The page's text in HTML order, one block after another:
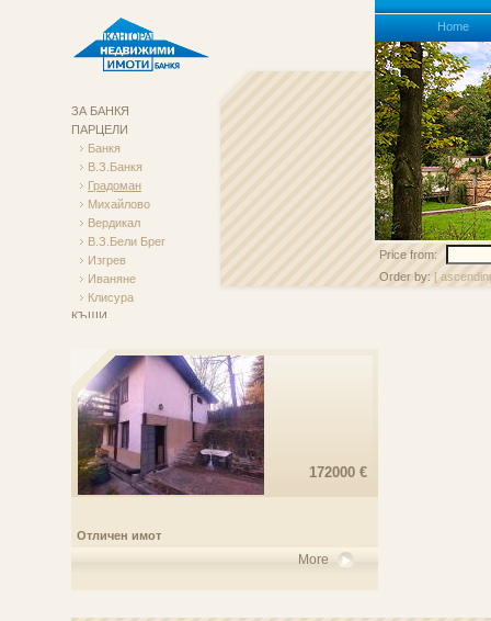
ЗА БАНКЯ
ПАРЦЕЛИ
Банкя
В.з.Банкя
Градоман
Михайлово
Вердикал
В.з.Бели Брег
Изгрев
Иваняне
Клисура
КЪЩИ
Търговски Обекти
НАЕМИ
Homе
Price from:
Order by: [
172000 €
Отличен имот
More